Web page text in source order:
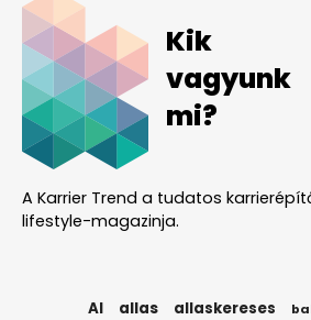
Kik
vagyunk
mi?
A Karrier Trend a tudatos
lifestyle-magazinja.
AI allas allaskereses